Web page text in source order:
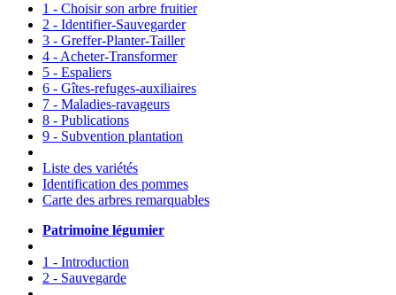
1 - Choisir son arbre fruitier
2 - Identifier-Sauvegarder
3 - Greffer-Planter-Tailler
4 - Acheter-Transformer
5 - Espaliers
6 - Gîtes-refuges-auxiliaires
7 - Maladies-ravageurs
8 - Publications
9 - Subvention plantation
Liste des variétés
Identification des pommes
Carte des arbres remarquables
Patrimoine légumier
1 - Introduction
2 - Sauvegarde